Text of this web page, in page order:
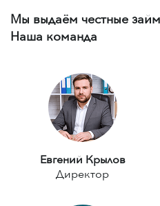
Мы выдаём честные
Наша команда
Евгений Крылов
Директор